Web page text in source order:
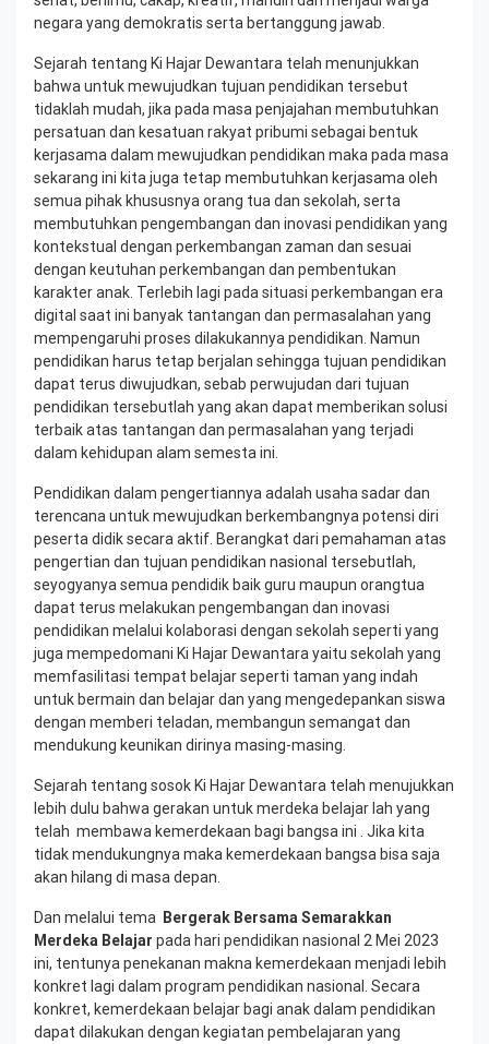
negara yang demokratis serta bertanggung jawab.
Sejarah tentang Ki Hajar Dewantara telah menunjukkan
bahwa untuk mewujudkan tujuan pendidikan tersebut
tidaklah mudah, jika pada masa penjajahan membutuhkan
persatuan dan kesatuan rakyat pribumi sebagai bentuk
kerjasama dalam mewujudkan pendidikan maka pada masa
sekarang ini kita juga tetap membutuhkan kerjasama oleh
semua pihak khususnya orang tua dan sekolah, serta
membutuhkan pengembangan dan inovasi pendidikan yang
kontekstual dengan perkembangan zaman dan sesuai
dengan keutuhan perkembangan dan pembentukan
karakter anak. Terlebih lagi pada situasi perkembangan era
digital saat ini banyak tantangan dan permasalahan yang
mempengaruhi proses dilakukannya pendidikan. Namun
pendidikan harus tetap berjalan sehingga tujuan pendidikan
dapat terus diwujudkan, sebab perwujudan dari tujuan
pendidikan tersebutlah yang akan dapat memberikan solusi
terbaik atas tantangan dan permasalahan yang terjadi
dalam kehidupan alam semesta ini.
Pendidikan dalam pengertiannya adalah usaha sadar dan
terencana untuk mewujudkan berkembangnya potensi diri
peserta didik secara aktif. Berangkat dari pemahaman atas
pengertian dan tujuan pendidikan nasional tersebutlah,
seyogyanya semua pendidik baik guru maupun orangtua
dapat terus melakukan pengembangan dan inovasi
pendidikan melalui kolaborasi dengan sekolah seperti yang
juga mempedomani Ki Hajar Dewantara yaitu sekolah yang
memfasilitasi tempat belajar seperti taman yang indah
untuk bermain dan belajar dan yang mengedepankan siswa
dengan memberi teladan, membangun semangat dan
mendukung keunikan dirinya masing-masing.
Sejarah tentang sosok Ki Hajar Dewantara telah menujukkan
lebih dulu bahwa gerakan untuk merdeka belajar lah yang
telah membawa kemerdekaan bagi bangsa ini . Jika kita
tidak mendukungnya maka kemerdekaan bangsa bisa saja
akan hilang di masa depan.
Dan melalui tema
Bergerak Bersama Semarakkan
Merdeka Belajar pada hari pendidikan nasional 2 Mei 2023
ini, tentunya penekanan makna kemerdekaan menjadi lebih
konkret lagi dalam program pendidikan nasional. Secara
konkret, kemerdekaan belajar bagi anak dalam pendidikan
dapat dilakukan dengan kegiatan pembelajaran yang